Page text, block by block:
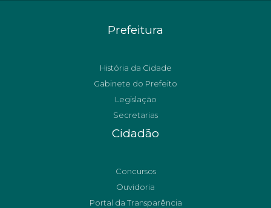
Prefeitura
História da Cidade
Gabinete do Prefeito
Legislação
Secretarias
Cidadão
Concursos
Ouvidoria
Portal da Transparência